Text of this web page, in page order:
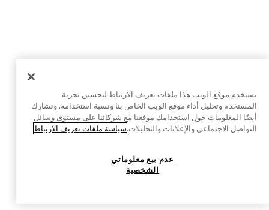
يستخدم موقع الويب هذا ملفات تعريف الارتباط لتحسين تجربة
المستخدم وتحليل أداء موقع الويب الخاص بنا ونسبة استخدامه. ونشارك
أيضًا المعلومات حول استخدامك موقعنا مع شركائنا على مستوى وسائل
التواصل الاجتماعي والإعلانات والتحليلات.سياسة ملفات تعريف الارتباط
عدم بيع معلوماتي
الشخصية